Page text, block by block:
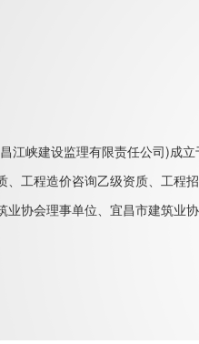
江峡建设监理有限责任公司)成
、工程造价咨询乙级资质、工程
业协会理事单位、宜昌市建筑业